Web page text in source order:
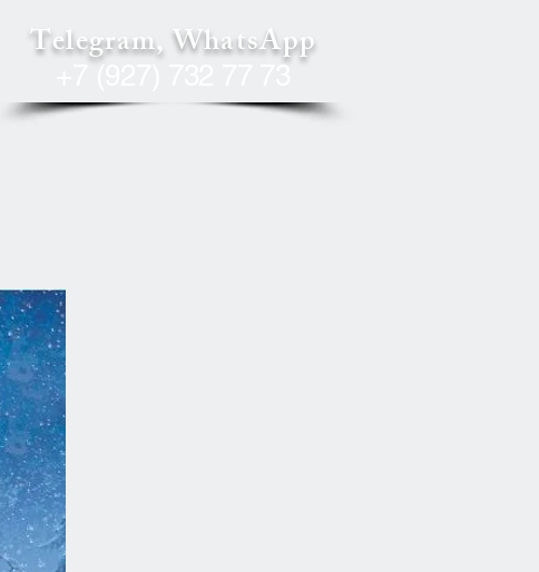
Telegram, WhatsApp
+7 (927) 732 77 73